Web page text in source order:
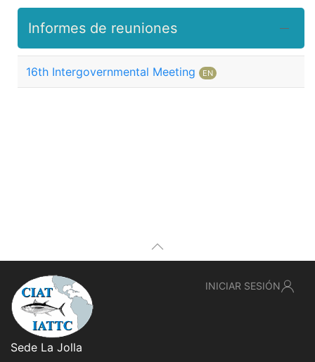
Informes de reuniones
16th Intergovernmental Meeting EN
Sede La Jolla
INICIAR SESIÓN